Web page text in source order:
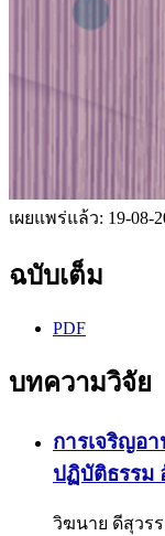
เผยแพร่แล้ว: 19-08-
ฉบับเต็ม
PDF
บทความวิจัย
การเจริญอ
ปฏิบัติธรรม
วิฆนาย ดีสุวร